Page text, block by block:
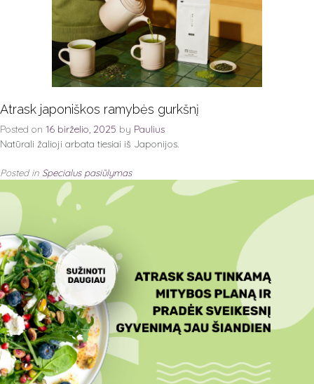
Atrask japoniškos ramybės gurkšnį
Posted on 16 birželio, 2025 by Paulius
Natūrali žalioji arbata tiesiai iš Japonijos.
Posted in Specialus pasiūlymas